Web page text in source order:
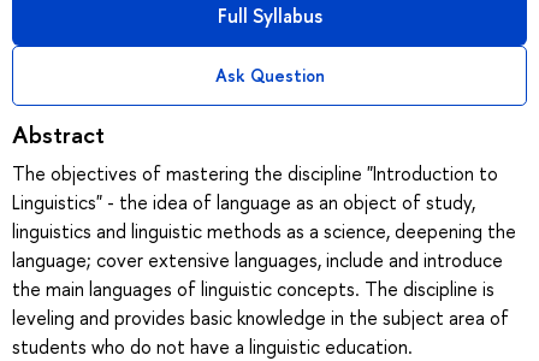
Full Syllabus
Ask Question
Abstract
The objectives of mastering the discipline "Introduction to
Linguistics" - the idea of language as an object of study,
linguistics and linguistic methods as a science, deepening the
language; cover extensive languages, include and introduce
the main languages of linguistic concepts. The discipline is
leveling and provides basic knowledge in the subject area of
students who do not have a linguistic education.